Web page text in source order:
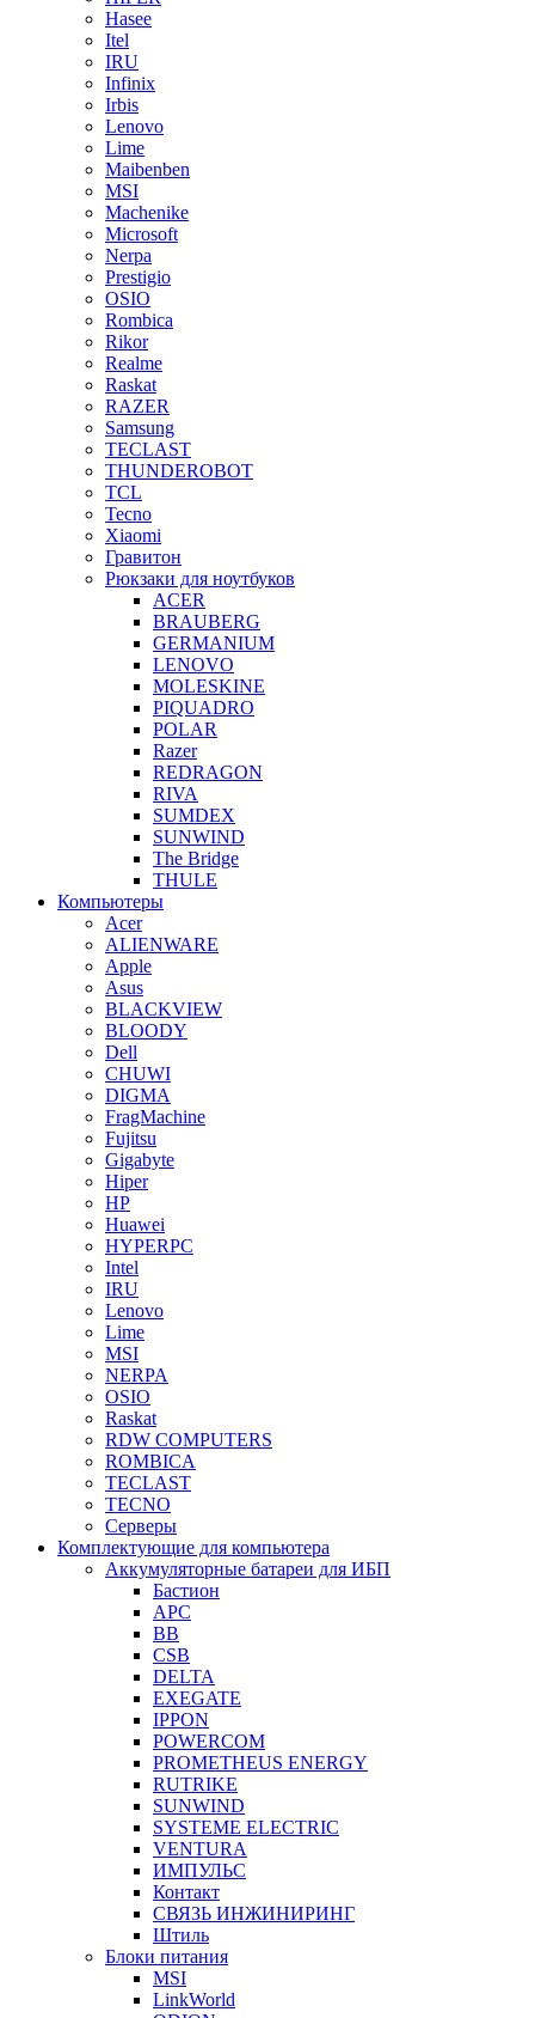
Hasee
Itel
IRU
Infinix
Irbis
Lenovo
Lime
Maibenben
MSI
Machenike
Microsoft
Nerpa
Prestigio
OSIO
Rombica
Rikor
Realme
Raskat
RAZER
Samsung
TECLAST
THUNDEROBOT
TCL
Tecno
Xiaomi
Гравитон
Рюкзаки для ноутбуков
ACER
BRAUBERG
GERMANIUM
LENOVO
MOLESKINE
PIQUADRO
POLAR
Razer
REDRAGON
RIVA
SUMDEX
SUNWIND
The Bridge
THULE
Компьютеры
Acer
ALIENWARE
Apple
Asus
BLACKVIEW
BLOODY
Dell
CHUWI
DIGMA
FragMachine
Fujitsu
Gigabyte
Hiper
HP
Huawei
HYPERPC
Intel
IRU
Lenovo
Lime
MSI
NERPA
OSIO
Raskat
RDW COMPUTERS
ROMBICA
TECLAST
TECNO
Серверы
Комплектующие для компьютера
Аккумуляторные батареи для ИБП
Бастион
APC
BB
CSB
DELTA
EXEGATE
IPPON
POWERCOM
PROMETHEUS ENERGY
RUTRIKE
SUNWIND
SYSTEME ELECTRIC
VENTURA
ИМПУЛЬС
Контакт
СВЯЗЬ ИНЖИНИРИНГ
Штиль
Блоки питания
MSI
LinkWorld